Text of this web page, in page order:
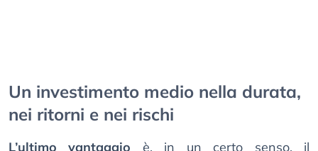
Un investimento medio nella durata,
nei ritorni e nei rischi
L’ultimo vantaggio è, in un certo senso, il